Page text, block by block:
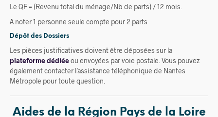
Le QF = (Revenu total du ménage/Nb de parts) / 12 mois.
A noter 1 personne seule compte pour 2 parts
Dépôt des Dossiers
Les pièces justificatives doivent être déposées sur la
plateforme dédiéeou envoyées par voie postale. Vous pouvez
également contacter l’assistance téléphonique de Nantes
Métropole pour toute question.
Aides de la Région Pays de la Loire